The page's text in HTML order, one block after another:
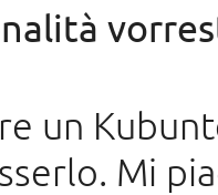
un
Mi